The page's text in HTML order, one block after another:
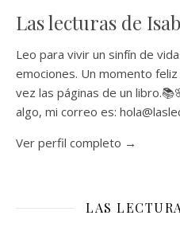
Las lecturas de
Leo para vivir un sinfín de
emociones. Un momento
vez las páginas de un
algo, mi correo es:
Ver perfil completo →
LAS